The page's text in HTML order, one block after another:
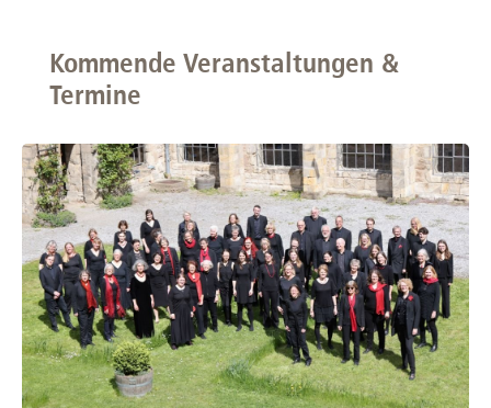
Kommende Veranstaltungen &
Termine